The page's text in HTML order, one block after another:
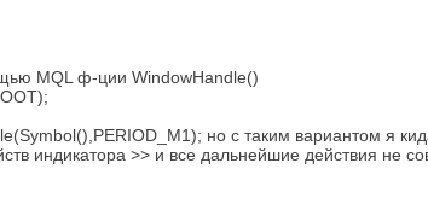
MQL ф-ции WindowHandle()
но с таким вариантом я
индикатора >> и все дальнейшие действия не